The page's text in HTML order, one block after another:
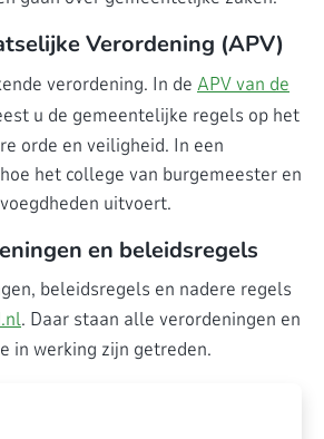
Verordening (APV)
verordening. In de APV van de
u de gemeentelijke regels op het
orde en veiligheid. In een
het college van burgemeester en
uitvoert.
en beleidsregels
beleidsregels en nadere regels
. Daar staan alle verordeningen en
in werking zijn getreden.